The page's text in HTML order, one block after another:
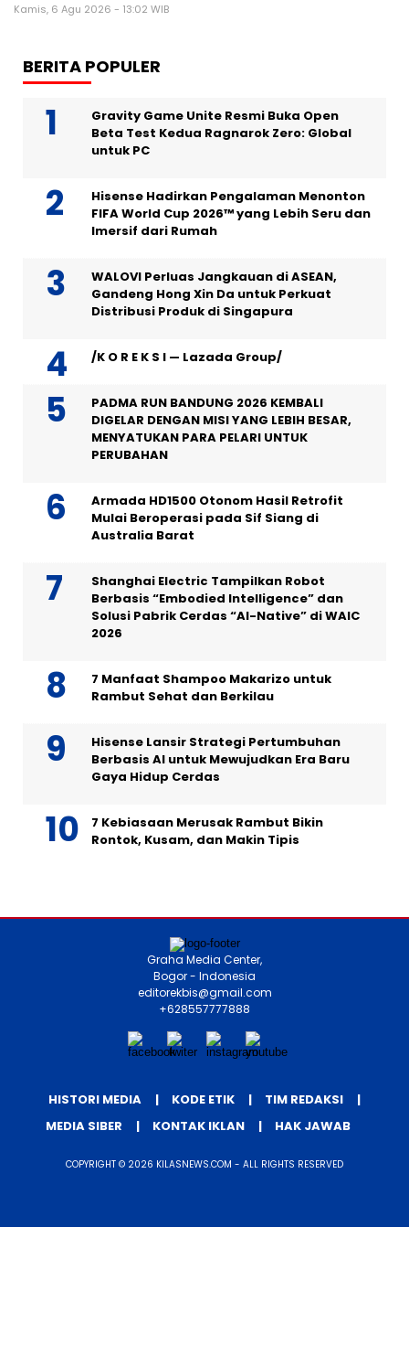
Kamis, 6 Agu 2026 - 13:02 WIB
BERITA POPULER
Gravity Game Unite Resmi Buka Open
Beta Test Kedua Ragnarok Zero: Global
untuk PC
Hisense Hadirkan Pengalaman Menonton
FIFA World Cup 2026™ yang Lebih Seru dan
Imersif dari Rumah
WALOVI Perluas Jangkauan di ASEAN,
Gandeng Hong Xin Da untuk Perkuat
Distribusi Produk di Singapura
/K O R E K S I — Lazada Group/
PADMA RUN BANDUNG 2026 KEMBALI
DIGELAR DENGAN MISI YANG LEBIH BESAR,
MENYATUKAN PARA PELARI UNTUK
PERUBAHAN
Armada HD1500 Otonom Hasil Retrofit
Mulai Beroperasi pada Sif Siang di
Australia Barat
Shanghai Electric Tampilkan Robot
Berbasis “Embodied Intelligence” dan
Solusi Pabrik Cerdas “AI-Native” di WAIC
2026
7 Manfaat Shampoo Makarizo untuk
Rambut Sehat dan Berkilau
Hisense Lansir Strategi Pertumbuhan
Berbasis AI untuk Mewujudkan Era Baru
Gaya Hidup Cerdas
7 Kebiasaan Merusak Rambut Bikin
Rontok, Kusam, dan Makin Tipis
Graha Media Center,
Bogor - Indonesia
editorekbis@gmail.com
+628557777888
HISTORI MEDIA KODE ETIK
TIM REDAKSI
MEDIA SIBER
KONTAK IKLAN HAK JAWAB
COPYRIGHT © 2026 KILASNEWS.COM - ALL RIGHTS RESERVED